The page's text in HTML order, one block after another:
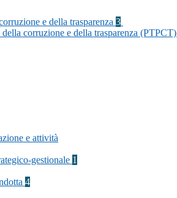
e della trasparenza 3
corruzione e della trasparenza (PTPCT)
e attività
gestionale 1
4